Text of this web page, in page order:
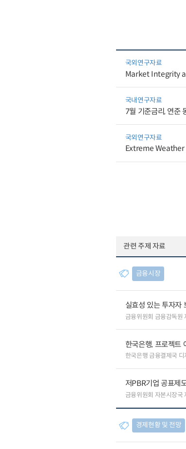
국외연구자료
Market Integrity
국내연구자료
7월 기준금리, 연준
국외연구자료
Extreme
관련 주제 자료
금융시장
실효성 있는 투자자
금융위원회 금융감독원
한국은행, 프로젝트
한국은행 금융결제국
저PBR기업 공표제
금융위원회 자본시장국
경제현황 및 전망